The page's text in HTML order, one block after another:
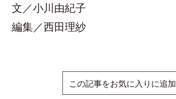
文／小川由紀子
編集／西田理紗
この記事をお気に入りに追加